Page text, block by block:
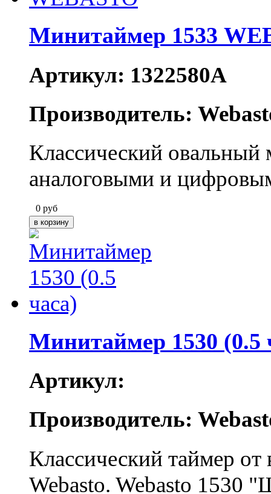
Минитаймер 1533
Артикул: 1322580A
Производитель:
Классический овальный
аналоговыми и
0 руб
Минитаймер 1530 (0.5
Артикул:
Производитель:
Классический таймер
Webasto. Webasto 1530